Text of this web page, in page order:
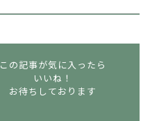
この記事が気に入ったら
いいね！
お待ちしております